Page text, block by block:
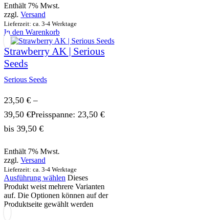
Enthält 7% Mwst.
zzgl. Versand
Lieferzeit: ca. 3-4 Werktage
In den Warenkorb
Strawberry AK | Serious
Seeds
Serious Seeds
23,50 € –
39,50 €Preisspanne: 23,50 €
bis 39,50 €
Enthält 7% Mwst.
zzgl. Versand
Lieferzeit: ca. 3-4 Werktage
Ausführung wählen Dieses
Produkt weist mehrere Varianten
auf. Die Optionen können auf der
Produktseite gewählt werden